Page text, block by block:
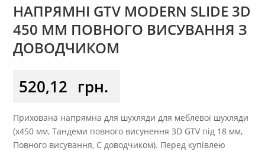
НАПРЯМНІ GTV MODERN SLIDE 3D
450 ММ ПОВНОГО ВИСУВАННЯ З
ДОВОДЧИКОМ
520,12 грн.
Прихована напрямна для шухляди для меблевої шухляди
(x450 мм, Тандеми повного висунення 3D GTV під 18 мм,
Повного висування, С доводчиком). Перед купівлею